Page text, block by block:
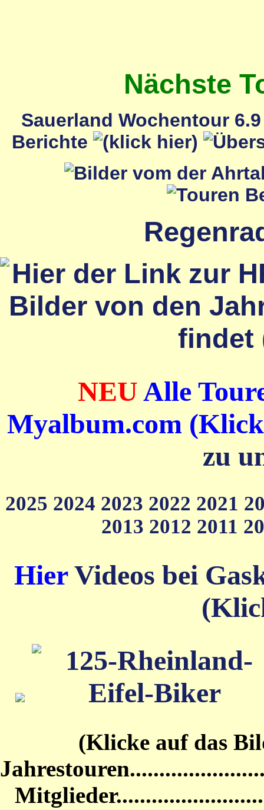
Nächste
Sauerland Wochentour
Berichte
NEUAlle
Myalbum.com
zu
2025 2024 2023 2022 2021
2013 2012 2011
HierVideos bei
(Klicke auf das